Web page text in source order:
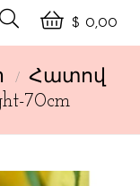
$ 0,00
Հատով
70cm